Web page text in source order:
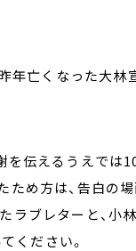
年亡くなった大林
伝えるうえでは
め方は、告白の
ラブレターと、小
ください。